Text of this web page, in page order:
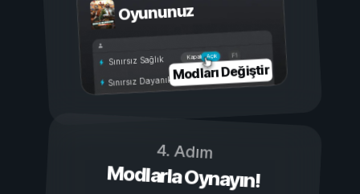
Oyununuz
Açık
Kapalı
Sınırsız Sağlık
Sınırsız DayanıklılıkModları Değiştir
4. Adım
Modlarla Oynayın!